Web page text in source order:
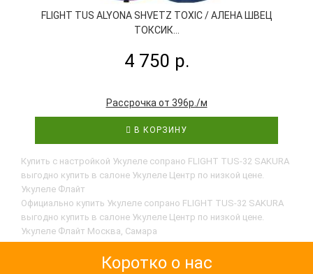
FLIGHT TUS ALYONA SHVETZ TOXIC / АЛЕНА ШВЕЦ
ТОКСИК...
4 750 р.
Рассрочка от 396р./м
В КОРЗИНУ
Купить с настройкой Укулеле сопрано FLIGHT TUS-32 SAKURA
выгодно купить в салоне Укулеле Центр по низкой цене.
Укулеле Флайт
Официально купить Укулеле сопрано FLIGHT TUS-32 SAKURA
выгодно купить в салоне Укулеле Центр по низкой цене.
Укулеле Флайт Москва, Самара
Коротко о нас